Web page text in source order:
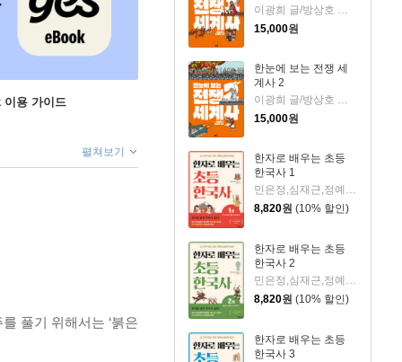
이광희 글/방상호 그림
15,000원
한눈에 보는 전쟁 세
계사 2
이광희 글/방상호 그림
15,000원
한자로 배우는 초등
한국사 1
민은정,심재근,정예슬 글/방수아 그림
8,820원 (10% 할인)
한자로 배우는 초등
한국사 2
민은정,심재근,정예슬 글/방수아 그림
8,820원 (10% 할인)
한자로 배우는 초등
한국사 3
용 가이드
펼쳐보기
풀기 위해서는 ‘붉은